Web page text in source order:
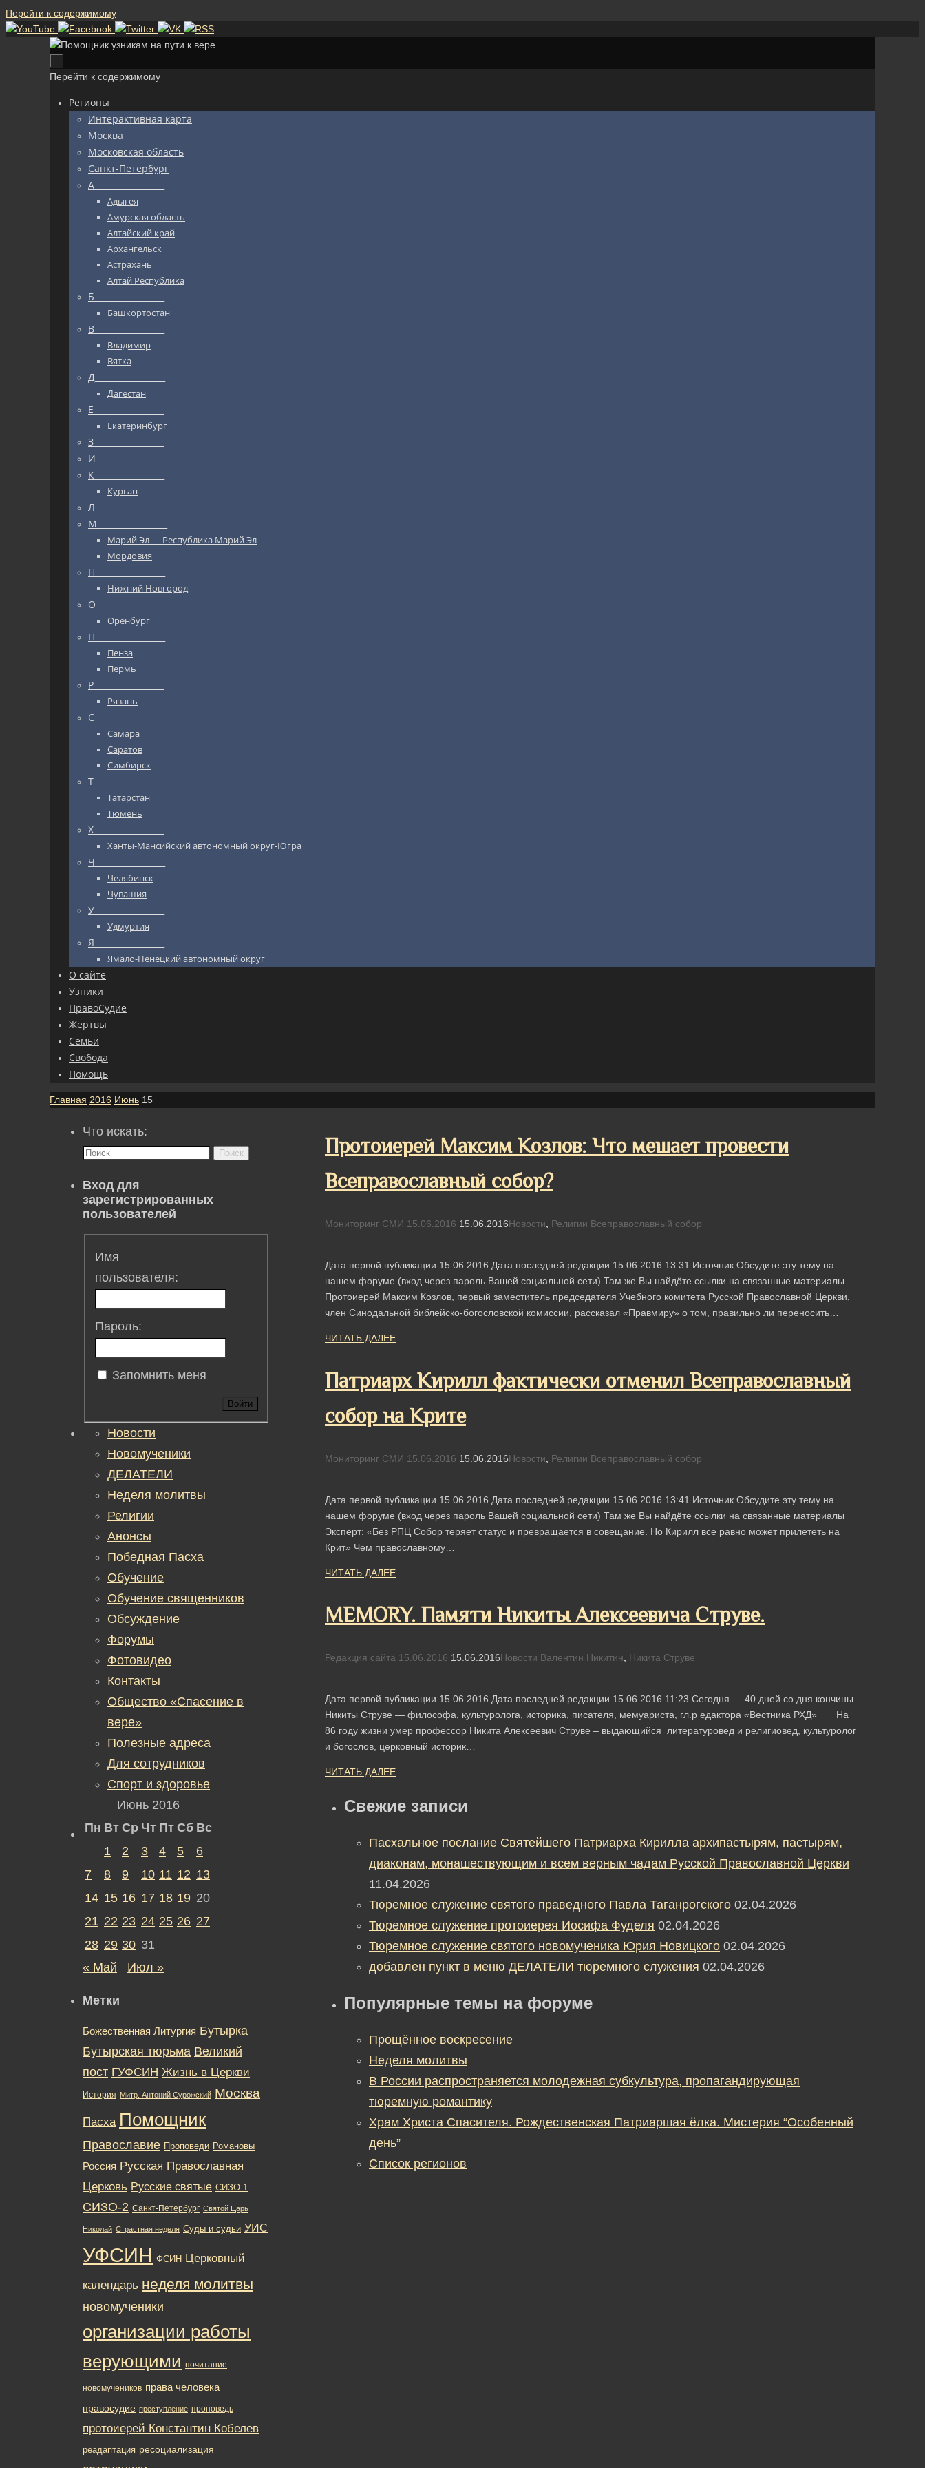
Перейти к содержимому
Перейти к содержимому
Регионы
Интерактивная карта
Москва
Московская область
Санкт-Петербург
А_________________
Адыгея
Амурская область
Алтайский край
Архангельск
Астрахань
Алтай Республика
Б_________________
Башкортостан
В_________________
Владимир
Вятка
Д_________________
Дагестан
Е_________________
Екатеринбург
З_________________
И_________________
К_________________
Курган
Л_________________
М_________________
Марий Эл — Республика Марий Эл
Мордовия
Н_________________
Нижний Новгород
О_________________
Оренбург
П_________________
Пенза
Пермь
Р_________________
Рязань
С_________________
Самара
Саратов
Симбирск
Т_________________
Татарстан
Тюмень
Х_________________
Ханты-Мансийский автономный округ-Югра
Ч_________________
Челябинск
Чувашия
У_________________
Удмуртия
Я_________________
Ямало-Ненецкий автономный округ
О сайте
Узники
ПравоСудие
Жертвы
Семьи
Свобода
Помощь
Главная 2016 Июнь 15
Протоиерей Максим Козлов: Что мешает провести
Всеправославный собор?
Мониторинг СМИ 15.06.2016 15.06.2016Новости Религии Всеправославный собор
Дата первой публикации 15.06.2016 Дата последней редакции 15.06.2016 13:31 Источник Обсудите эту тему на
нашем форуме (вход через пароль Вашей социальной сети) Там же Вы найдёте ссылки на связанные материалы
Протоиерей Максим Козлов, первый заместитель председателя Учебного комитета Русской Православной Церкви,
член Синодальной библейско-богословской комиссии, рассказал «Правмиру» о том, правильно ли переносить…
ЧИТАТЬ ДАЛЕЕ
Патриарх Кирилл фактически отменил Всеправославный
собор на Крите
Мониторинг СМИ 15.06.2016 15.06.2016Новости Религии Всеправославный собор
Дата первой публикации 15.06.2016 Дата последней редакции 15.06.2016 13:41 Источник Обсудите эту тему на
нашем форуме (вход через пароль Вашей социальной сети) Там же Вы найдёте ссылки на связанные материалы
Эксперт: «Без РПЦ Собор теряет статус и превращается в совещание. Но Кирилл все равно может прилететь на
Крит» Чем православному…
ЧИТАТЬ ДАЛЕЕ
MEMORY. Памяти Никиты Алексеевича Струве.
Редакция сайта 15.06.2016 15.06.2016Новости Валентин Никитин, Никита Струве
Дата первой публикации 15.06.2016 Дата последней редакции 15.06.2016 11:23 Сегодня — 40 дней со дня кончины
Никиты Струве — философа, культуролога, историка, писателя, мемуариста, гл.р едактора «Вестника РХД» На
86 году жизни умер профессор Никита Алексеевич Струве – выдающийся литературовед и религиовед, культуролог
и богослов, церковный историк…
ЧИТАТЬ ДАЛЕЕ
Свежие записи
Пасхальное послание Святейшего Патриарха Кирилла архипастырям, пастырям,
диаконам, монашествующим и всем верным чадам Русской Православной Церкви
11.04.2026
Тюремное служение святого праведного Павла Таганрогского 02.04.2026
Тюремное служение протоиерея Иосифа Фуделя 02.04.2026
Тюремное служение святого новомученика Юрия Новицкого 02.04.2026
добавлен пункт в меню ДЕЛАТЕЛИ тюремного служения 02.04.2026
Популярные темы на форуме
Прощённое воскресение
Неделя молитвы
В России распространяется молодежная субкультура, пропагандирующая
тюремную романтику
Храм Христа Спасителя. Рождественская Патриаршая ёлка. Мистерия “Особенный
день”
Список регионов
Что искать:
Поиск
Вход для
зарегистрированных
пользователей
Имя
пользователя:
Пароль:
Запомнить меня
Войти
Новости
Новомученики
ДЕЛАТЕЛИ
Неделя молитвы
Религии
Анонсы
Победная Пасха
Обучение
Обучение священников
Обсуждение
Форумы
Фотовидео
Контакты
Общество «Спасение в
вере»
Полезные адреса
Для сотрудников
Спорт и здоровье
Июнь 2016
Пн Вт Ср Чт Пт Сб Вс
1
2 3 4 5
6
7
8 9 10 11 12 13
14 15 16 17 18 19 20
21 22 23 24 25 26 27
28 29 30 31
« Май
Июл »
Метки
Божественная Литургия Бутырка
Бутырская тюрьма Великий
пост ГУФСИН Жизнь в Церкви
История Митр. Антоний Сурожский Москва
Пасха Помощник
Православие Проповеди Романовы
Россия Русская Православная
Церковь Русские святые СИЗО-1
СИЗО-2 Санкт-Петербург Святой Царь
Николай Страстная неделя Суды и судьи УИС
УФСИН ФСИН Церковный
календарь неделя молитвы
новомученики
организации работы
верующими почитание
новомучеников права человека
правосудие преступление проповедь
протоиерей Константин Кобелев
реадаптация ресоциализация